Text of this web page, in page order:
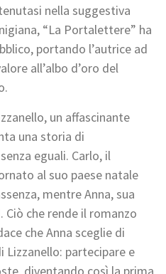
nella suggestiva
“La Portalettere” ha
portando l’autrice ad
all’albo d’oro del
un affascinante
una storia di
eguali. Carlo, il
al suo paese natale
mentre Anna, sua
che rende il romanzo
che Anna sceglie di
Lizzanello: partecipare e
diventando così la prima